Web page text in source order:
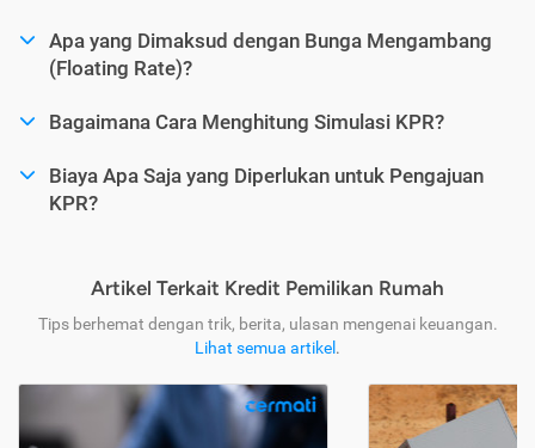
Apa yang Dimaksud dengan Bunga Mengambang
(Floating Rate)?
Bagaimana Cara Menghitung Simulasi KPR?
Biaya Apa Saja yang Diperlukan untuk Pengajuan
KPR?
Artikel Terkait Kredit Pemilikan Rumah
Tips berhemat dengan trik, berita, ulasan mengenai keuangan.
Lihat semua artikel .